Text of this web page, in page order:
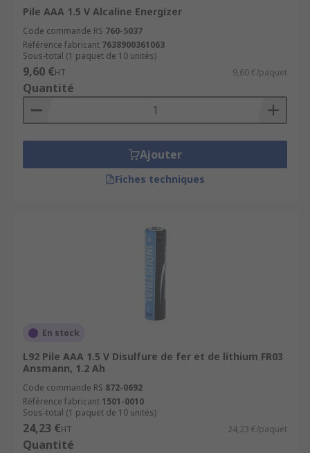
Pile AAA 1.5 V Alcaline Energizer
Code commande RS 760-5037
Référence fabricant 7638900361063
Sous-total (1 paquet de 10 unités)
9,60 €HT 9,60 €/paquet
Quantité
Ajouter
Fiches techniques
En stock
L92 Pile AAA 1.5 V Disulfure de fer et de lithium FR03
Ansmann, 1.2 Ah
Code commande RS 872-0692
Référence fabricant 1501-0010
Sous-total (1 paquet de 10 unités)
24,23 €HT 24,23 €/paquet
Quantité